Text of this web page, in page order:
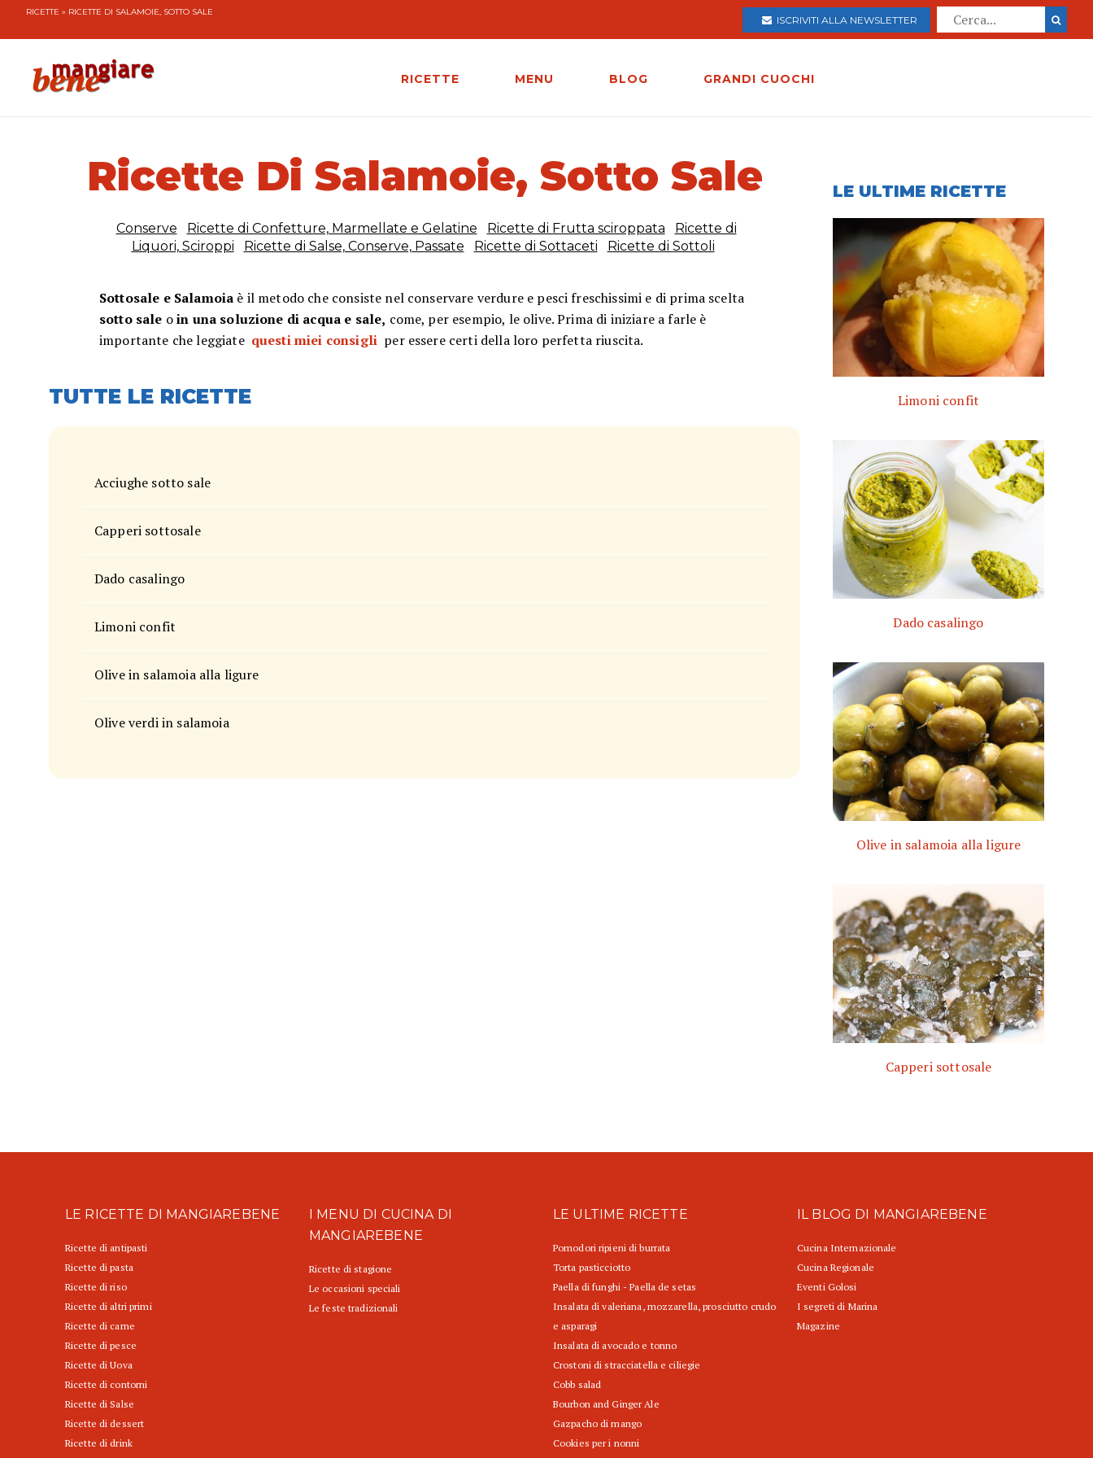
RICETTE » RICETTE DI SALAMOIE, SOTTO SALE
ISCRIVITI ALLA NEWSLETTER
RICETTE MENU BLOG GRANDI CUOCHI
Ricette Di Salamoie, Sotto Sale
Conserve Ricette di Confetture, Marmellate e Gelatine Ricette di Frutta sciroppata
Ricette di
Liquori, Sciroppi
Ricette di Salse, Conserve, Passate Ricette di Sottaceti Ricette di Sottoli
Sottosale e Salamoia è il metodo che consiste nel conservare verdure e pesci freschissimi e di prima scelta
sotto sale oin una soluzione di acqua e sale, come, per esempio, le olive. Prima di iniziare a farle è
importante che leggiate questi miei consigli per essere certi della loro perfetta riuscita.
TUTTE LE RICETTE
Acciughe sotto sale
Capperi sottosale
Dado casalingo
Limoni confit
Olive in salamoia alla ligure
Olive verdi in salamoia
LE ULTIME RICETTE
Limoni confit
Dado casalingo
Olive in salamoia alla ligure
Capperi sottosale
LE RICETTE DI MANGIAREBENE
Ricette di antipasti
Ricette di pasta
Ricette di riso
Ricette di altri primi
Ricette di carne
Ricette di pesce
Ricette di Uova
Ricette di contorni
Ricette di Salse
Ricette di dessert
Ricette di drink
I MENU DI CUCINA DI
MANGIAREBENE
Ricette di stagione
Le occasioni speciali
Le feste tradizionali
LE ULTIME RICETTE
Pomodori ripieni di burrata
Torta pasticciotto
Paella di funghi - Paella de setas
Insalata di valeriana, mozzarella, prosciutto crudo
e asparagi
Insalata di avocado e tonno
Crostoni di stracciatella e ciliegie
Cobb salad
Bourbon and Ginger Ale
Gazpacho di mango
Cookies per i nonni
IL BLOG DI MANGIAREBENE
Cucina Internazionale
Cucina Regionale
Eventi Golosi
I segreti di Marina
Magazine